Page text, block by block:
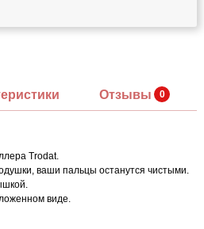
Отзывы
Trodat.
ваши пальцы останутся чистыми.
виде.